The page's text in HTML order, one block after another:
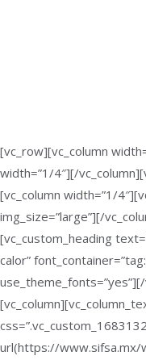
[vc_row][vc_column
width=”1/4″][/
[vc_column width=”1/
img_size=”large”][/
[vc_custom_heading
calor”
url(https://